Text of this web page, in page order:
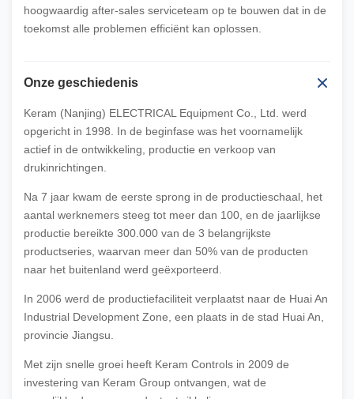
hoogwaardig after-sales serviceteam op te bouwen dat in de
toekomst alle problemen efficiënt kan oplossen.
Onze geschiedenis
Keram (Nanjing) ELECTRICAL Equipment Co., Ltd. werd
opgericht in 1998. In de beginfase was het voornamelijk
actief in de ontwikkeling, productie en verkoop van
drukinrichtingen.
Na 7 jaar kwam de eerste sprong in de productieschaal, het
aantal werknemers steeg tot meer dan 100, en de jaarlijkse
productie bereikte 300.000 van de 3 belangrijkste
productseries, waarvan meer dan 50% van de producten
naar het buitenland werd geëxporteerd.
In 2006 werd de productiefaciliteit verplaatst naar de Huai An
Industrial Development Zone, een plaats in de stad Huai An,
provincie Jiangsu.
Met zijn snelle groei heeft Keram Controls in 2009 de
investering van Keram Group ontvangen, wat de